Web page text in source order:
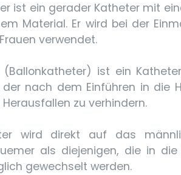
ist ein gerader Katheter mit
Material. Er wird bei der
verwendet.
(Ballonkatheter) ist ein
der nach dem Einführen in die
zu verhindern.
wird direkt auf das
als diejenigen, die in die
gewechselt werden.